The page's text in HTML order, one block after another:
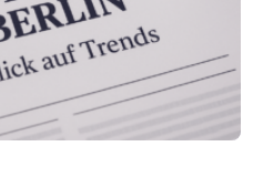
Aber nur ein Drittel hat